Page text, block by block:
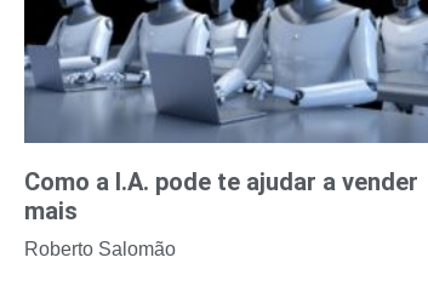
Como a I.A. pode te ajudar a vender
mais
Roberto Salomão